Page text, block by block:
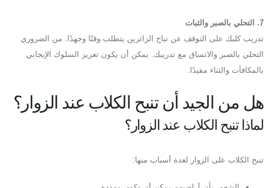
7. التحلي بالصبر والثبات
تدريب كلبك على التوقف عن نباح الزائرين يتطلب وقتًا وجهدًا. من الضروري
التحلي بالصبر والاتساق مع تدريبك. يمكن أن يكون تعزيز السلوك الإيجابي
بالمكافآت والثناء مفيدًا.
هل من الجيد أن تنبح الكلاب عند الزوار؟
لماذا تنبح الكلاب عند الزوار؟
تنبح الكلاب على الزوار لعدة أسباب منها: